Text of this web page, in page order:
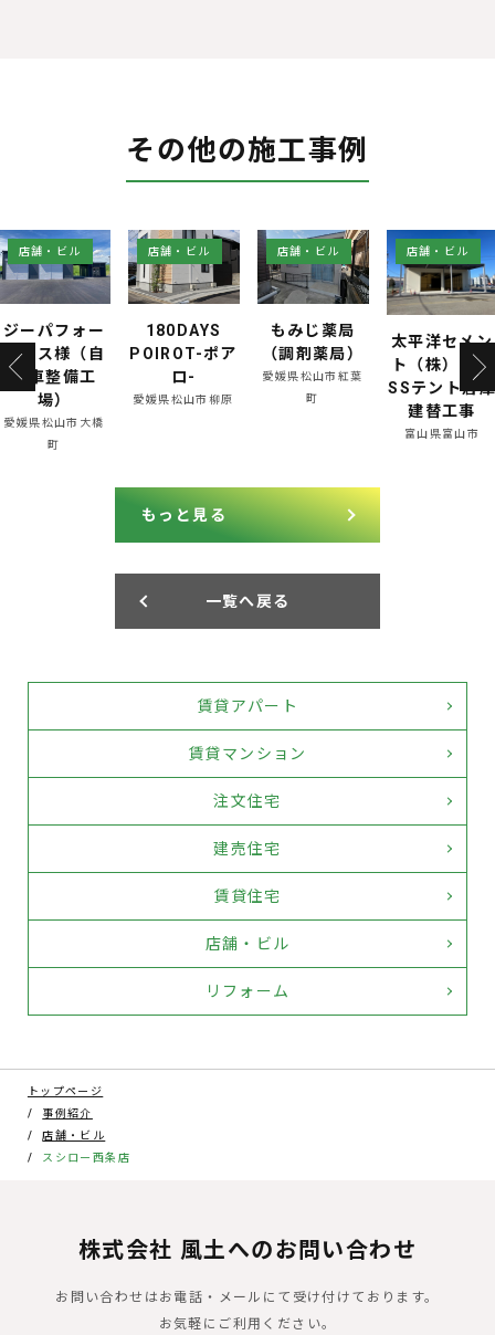
その他の施工事例
店舗・ビル
180DAYS
POIROT-ポア
ロ-
愛媛県松山市柳原
店舗・ビル
もみじ薬局
（調剤薬局）
愛媛県松山市紅葉
町
店舗・ビル
太平洋セメン
ト（株）富山
店舗・ビル
太平洋セメン
ト（株）塩釜
西SS事務所改
修工事
宮城県塩竈市
もっと見る
一覧へ戻る
賃貸アパート
賃貸マンション
注文住宅
建売住宅
賃貸住宅
店舗・ビル
リフォーム
トップページ
事例紹介
店舗・ビル
スシロー西条店
株式会社 風土へのお問い合わせ
お問い合わせはお電話・メールにて受け付けております。
お気軽にご利用ください。